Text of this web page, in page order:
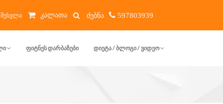
შესვლა კალათა 597803939
ᲤᲘᲢᲜᲔᲡ ᲓᲐᲠᲑᲐᲖᲔᲑᲘ ᲓᲘᲔᲢᲐ / ᲑᲚᲝᲒᲘ / ᲕᲘᲓᲔᲝ